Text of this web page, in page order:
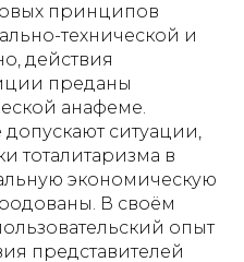
принципов
технической и
действия
преданы
анафеме.
ситуации,
тоталитаризма в
экономическую
В своём
опыт
представителей